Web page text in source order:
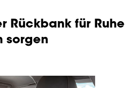
Rückbank für Ruhe
sorgen